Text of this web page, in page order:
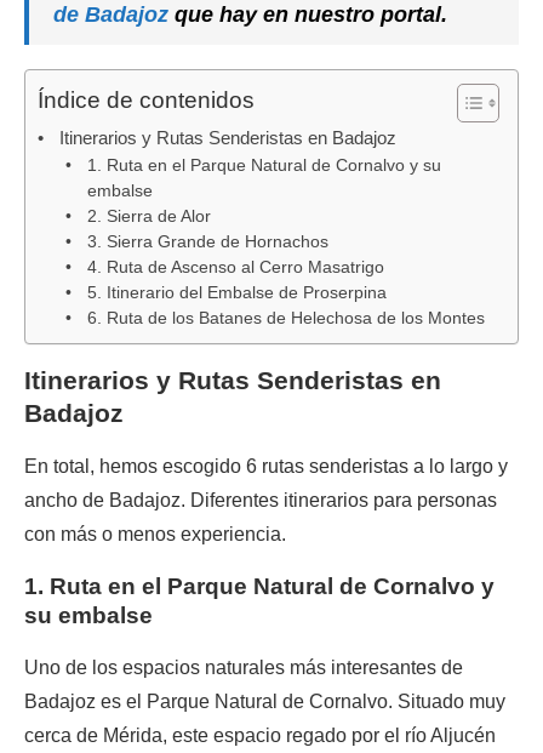
de Badajoz que hay en nuestro portal.
Índice de contenidos
Itinerarios y Rutas Senderistas en Badajoz
1. Ruta en el Parque Natural de Cornalvo y su
embalse
2. Sierra de Alor
3. Sierra Grande de Hornachos
4. Ruta de Ascenso al Cerro Masatrigo
5. Itinerario del Embalse de Proserpina
6. Ruta de los Batanes de Helechosa de los Montes
Itinerarios y Rutas Senderistas en
Badajoz
En total, hemos escogido 6 rutas senderistas a lo largo y
ancho de Badajoz. Diferentes itinerarios para personas
con más o menos experiencia.
1. Ruta en el Parque Natural de Cornalvo y
su embalse
Uno de los espacios naturales más interesantes de
Badajoz es el Parque Natural de Cornalvo. Situado muy
cerca de Mérida, este espacio regado por el río Aljucén